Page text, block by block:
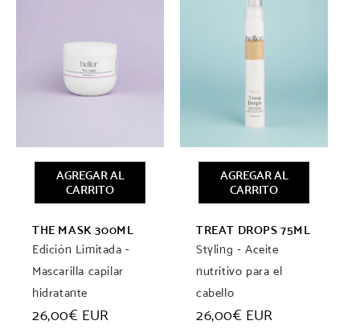
THE MASK 300ML
Edición Limitada -
Mascarilla capilar
hidratante
Precio
26,00€ EUR
AGREGAR AL
CARRITO
TREAT DROPS 75ML
Styling - Aceite
nutritivo para el
cabello
Precio
26,00€ EUR
AGREGAR AL
CARRITO